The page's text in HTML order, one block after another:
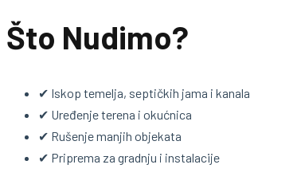
Što Nudimo?
✔ Iskop temelja, septičkih jama i kanala
✔ Uređenje terena i okućnica
✔ Rušenje manjih objekata
✔ Priprema za gradnju i instalacije